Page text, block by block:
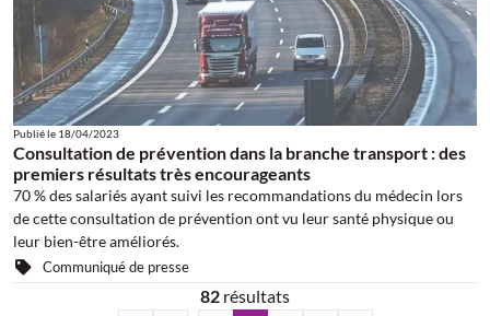
Consultation de prévention dans la branche transport : des
premiers résultats très encourageants
Publié le 18/04/2023
70 % des salariés ayant suivi les recommandations du médecin lors
de cette consultation de prévention ont vu leur santé physique ou
leur bien-être améliorés.
Communiqué de presse
82 résultats